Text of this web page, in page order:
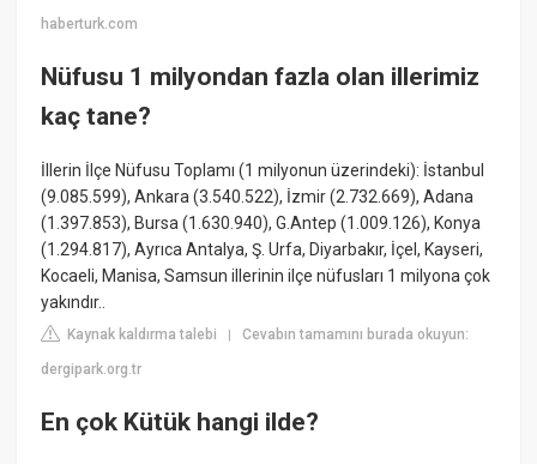
haberturk.com
Nüfusu 1 milyondan fazla olan illerimiz
kaç tane?
İllerin İlçe Nüfusu Toplamı (1 milyonun üzerindeki): İstanbul
(9.085.599), Ankara (3.540.522), İzmir (2.732.669), Adana
(1.397.853), Bursa (1.630.940), G.Antep (1.009.126), Konya
(1.294.817), Ayrıca Antalya, Ş. Urfa, Diyarbakır, İçel, Kayseri,
Kocaeli, Manisa, Samsun illerinin ilçe nüfusları 1 milyona çok
yakındır..
Kaynak kaldırma talebi |Cevabın tamamını burada okuyun:
dergipark.org.tr
En çok Kütük hangi ilde?